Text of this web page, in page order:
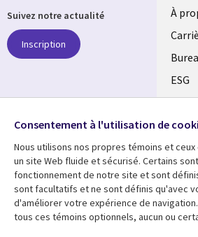
FR
À
ESG
Ressources
Library
Articles
Suivez notre actualité
Inscription
Media
CANADA
Consentement à l'utilisation de
Nous utilisons nos propres témoins et
un site Web fluide et sécurisé. Certains
fonctionnement de notre site et sont
sont facultatifs et ne sont définis qu'avec
d'améliorer votre expérience de
tous ces témoins optionnels, aucun ou